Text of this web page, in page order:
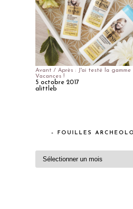
Avant / Après : J'ai testé la gamme
Vacances !
5 octobre 2017
alittleb
– FOUILLES